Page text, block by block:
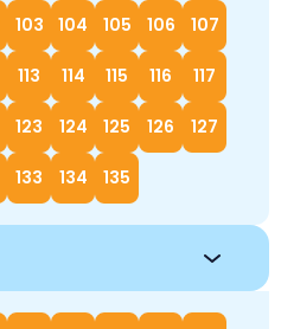
103 104 105 106 107
113 114 115 116 117
123 124 125 126 127
133 134 135